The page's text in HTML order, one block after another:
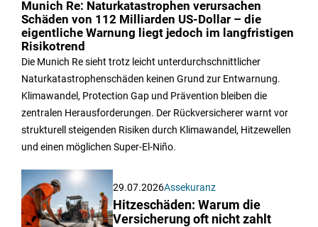
Munich Re: Naturkatastrophen verursachen
Schäden von 112 Milliarden US-Dollar – die
eigentliche Warnung liegt jedoch im langfristigen
Risikotrend
Die Munich Re sieht trotz leicht unterdurchschnittlicher
Naturkatastrophenschäden keinen Grund zur Entwarnung.
Klimawandel, Protection Gap und Prävention bleiben die
zentralen Herausforderungen. Der Rückversicherer warnt vor
strukturell steigenden Risiken durch Klimawandel, Hitzewellen
und einen möglichen Super-El-Niño.
29.07.2026Assekuranz
Hitzeschäden: Warum die
Versicherung oft nicht zahlt